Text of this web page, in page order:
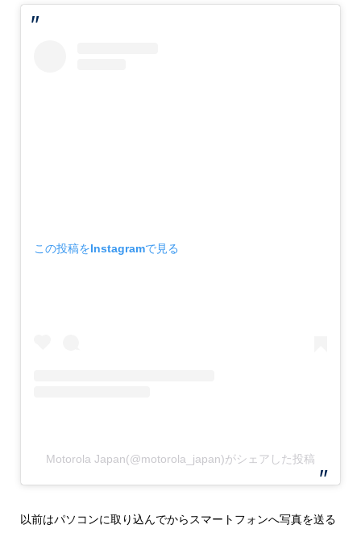
この投稿をInstagramで見る
Motorola Japan(@motorola_japan)がシェアした投稿
以前はパソコンに取り込んでからスマートフォンへ写真を送る